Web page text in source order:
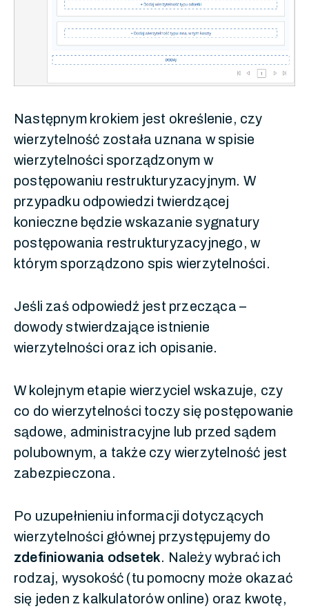
Następnym krokiem jest określenie, czy
wierzytelność została uznana w spisie
wierzytelności sporządzonym w
postępowaniu restrukturyzacyjnym. W
przypadku odpowiedzi twierdzącej
konieczne będzie wskazanie sygnatury
postępowania restrukturyzacyjnego, w
którym sporządzono spis wierzytelności.
Jeśli zaś odpowiedź jest przecząca –
dowody stwierdzające istnienie
wierzytelności oraz ich opisanie.
W kolejnym etapie wierzyciel wskazuje, czy
co do wierzytelności toczy się postępowanie
sądowe, administracyjne lub przed sądem
polubownym, a także czy wierzytelność jest
zabezpieczona.
Po uzupełnieniu informacji dotyczących
wierzytelności głównej przystępujemy do
zdefiniowania odsetek. Należy wybrać ich
rodzaj, wysokość (tu pomocny może okazać
się jeden z kalkulatorów online) oraz kwotę,